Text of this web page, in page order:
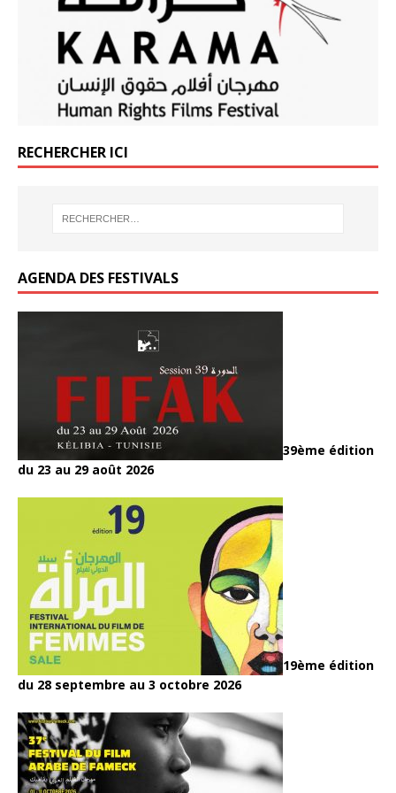
k
RECHERCHER ICI
AGENDA DES FESTIVALS
39ème édition
du 23 au 29 août 2026
19ème édition
du 28 septembre au 3 octobre 2026